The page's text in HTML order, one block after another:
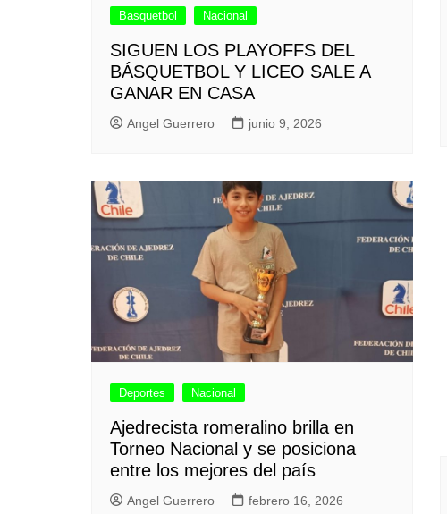
Basquetbol Nacional
SIGUEN LOS PLAYOFFS DEL
BÁSQUETBOL Y LICEO SALE A
GANAR EN CASA
Angel Guerrero junio 9, 2026
Deportes Nacional
Ajedrecista romeralino brilla en
Torneo Nacional y se posiciona
entre los mejores del país
Angel Guerrero febrero 16, 2026